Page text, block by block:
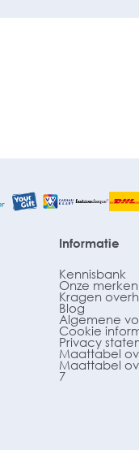
Informatie
Kennisbank
Onze merken
Kragen
Blog
Algemene
Cookie
Privacy
Maattabel
Maattabel
7